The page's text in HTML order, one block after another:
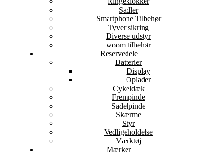
Sadler
Smartphone Tilbehør
Tyverisikring
Diverse udstyr
woom tilbehør
Reservedele
Batterier
Display
Oplader
Cykeldæk
Frempinde
Sadelpinde
Skærme
Styr
Vedligeholdelse
Værktøj
Mærker